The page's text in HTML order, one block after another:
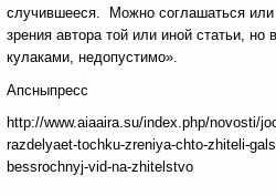
случившееся. Можно соглашаться или
зрения автора той или иной статьи, но
кулаками, недопустимо».
Апсныпресс
http://www.aiaaira.su/index.php/novosti/
razdelyaet-tochku-zreniya-chto-zhiteli-
bessrochnyj-vid-na-zhitelstvo